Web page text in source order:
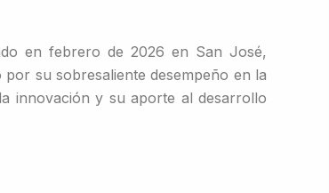
en febrero de 2026 en San José,
su sobresaliente desempeño en la
innovación y su aporte al desarrollo